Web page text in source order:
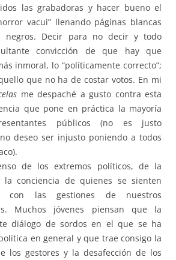
las grabadoras y hacer bueno el
vacui” llenando páginas blancas
negros. Decir para no decir y todo
convicción de que hay que
inmoral, lo “políticamente correcto”;
que no ha de costar votos. En mi
me despaché a gusto contra esta
que pone en práctica la mayoría
públicos (no es justo
deseo ser injusto poniendo a todos
de los extremos políticos, de la
la conciencia de quienes se sienten
con las gestiones de nuestros
Muchos jóvenes piensan que la
diálogo de sordos en el que se ha
en general y que trae consigo la
los gestores y la desafección de los